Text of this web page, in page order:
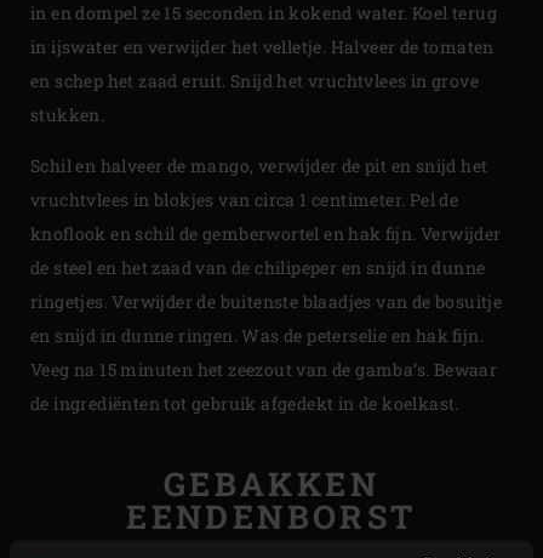
in en dompel ze 15 seconden in kokend water. Koel terug
in ijswater en verwijder het velletje. Halveer de tomaten
en schep het zaad eruit. Snijd het vruchtvlees in grove
stukken.
Schil en halveer de mango, verwijder de pit en snijd het
vruchtvlees in blokjes van circa 1 centimeter. Pel de
knoflook en schil de gemberwortel en hak fijn. Verwijder
de steel en het zaad van de chilipeper en snijd in dunne
ringetjes. Verwijder de buitenste blaadjes van de bosuitje
en snijd in dunne ringen. Was de peterselie en hak fijn.
Veeg na 15 minuten het zeezout van de gamba’s. Bewaar
de ingrediënten tot gebruik afgedekt in de koelkast.
GEBAKKEN
EENDENBORST